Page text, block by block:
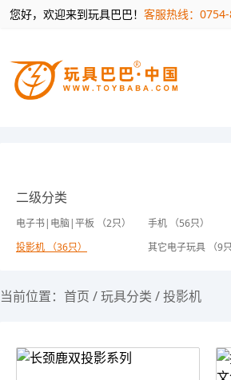
您好，欢迎来到玩具巴巴！ 客服热线：
二级分类
电子书|电脑|平板 （2只） 手机 （56只）
投影机 （36只）
其它电子玩具 （9只
当前位置： 首页 /玩具分类 /投影机